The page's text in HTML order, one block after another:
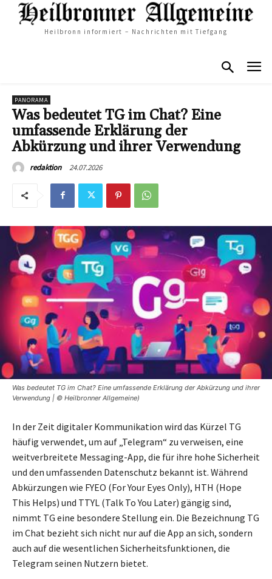
Heilbronn informiert – Nachrichten mit Tiefgang
PANORAMA
Was bedeutet TG im Chat? Eine
umfassende Erklärung der
Abkürzung und ihrer Verwendung
redaktion 24.07.2026
Was bedeutet TG im Chat? Eine umfassende Erklärung der Abkürzung und ihrer
Verwendung | © Heilbronner Allgemeine)
In der Zeit digitaler Kommunikation wird das Kürzel TG
häufig verwendet, um auf „Telegram“ zu verweisen, eine
weitverbreitete Messaging-App, die für ihre hohe Sicherheit
und den umfassenden Datenschutz bekannt ist. Während
Abkürzungen wie FYEO (For Your Eyes Only), HTH (Hope
This Helps) und TTYL (Talk To You Later) gängig sind,
nimmt TG eine besondere Stellung ein. Die Bezeichnung TG
im Chat bezieht sich nicht nur auf die App an sich, sondern
auch auf die wesentlichen Sicherheitsfunktionen, die
Telegram seinen Nutzern bietet.